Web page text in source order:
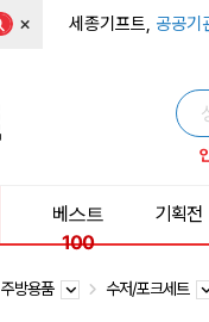
× 세종기프트, 공공기
베스트
100
기획전
주방용품 수저/포크세트